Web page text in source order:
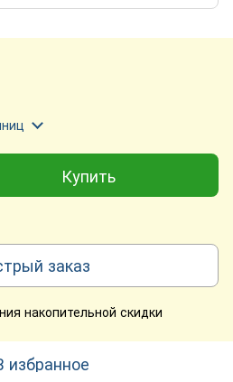
Купить
заказ
накопительной скидки
избранное